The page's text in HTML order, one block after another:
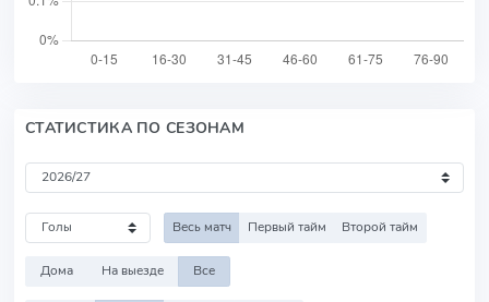
СТАТИСТИКА ПО СЕЗОНАМ
Весь матч Первый тайм Второй тайм
Дома На выезде Все